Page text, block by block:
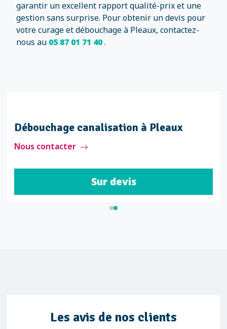
garantir un excellent rapport qualité-prix et une
gestion sans surprise. Pour obtenir un devis pour
votre curage et débouchage à Pleaux, contactez-
nous au 05 87 01 71 40.
Débouchage canalisation à Pleaux
Nous contacter
Sur devis
Les avis de nos clients